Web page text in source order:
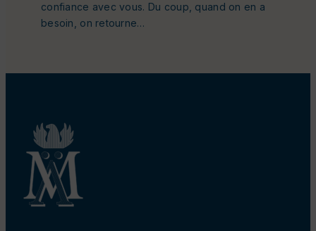
confiance avec vous. Du coup, quand on en a
besoin, on retourne…